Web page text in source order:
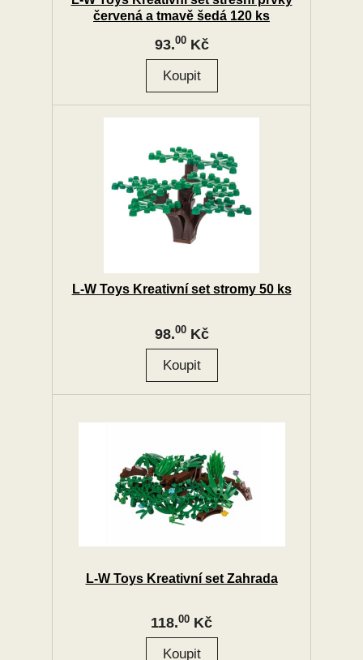
červená a tmavě šedá 120 ks
93.00Kč
L-W Toys Kreativní set stromy 50 ks
98.00Kč
L-W Toys Kreativní set Zahrada
118.00 Kč